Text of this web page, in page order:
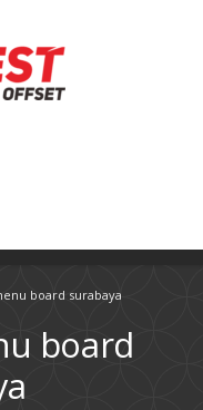
board surabaya
board